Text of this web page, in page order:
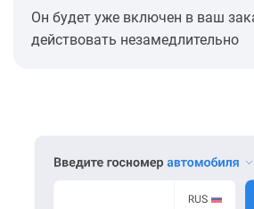
Он будет уже включен в ваш
действовать незамедлительно